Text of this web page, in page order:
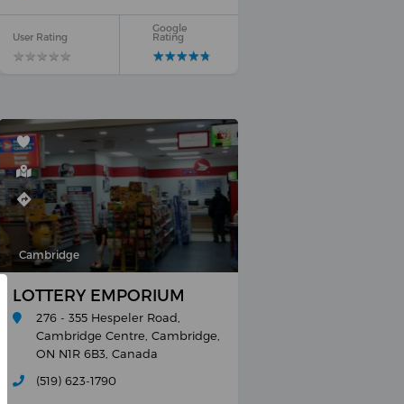
User Rating
★★★★★
★★★★★
Google
Rating
★★★★★
★★★★★
CENTRE
Cambridge
LOTTERY EMPORIUM
276 - 355 Hespeler Road,
Cambridge Centre, Cambridge,
ON N1R 6B3, Canada
(519) 623-1790